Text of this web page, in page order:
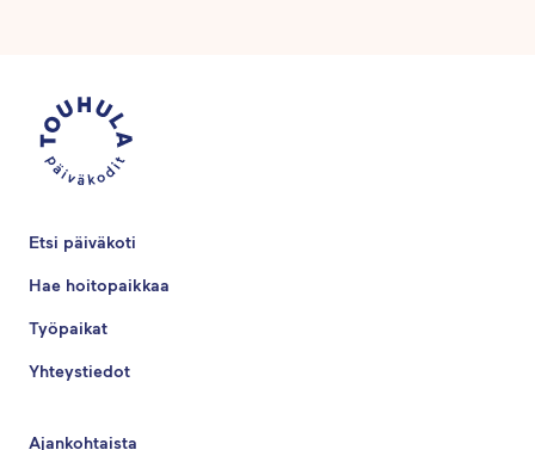
Etsi päiväkoti
Hae hoitopaikkaa
Työpaikat
Yhteystiedot
Ajankohtaista